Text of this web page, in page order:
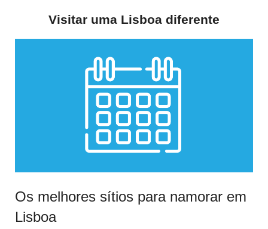
Visitar uma Lisboa diferente
Os melhores sítios para namorar em
Lisboa